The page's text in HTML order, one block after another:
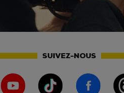
SUIVEZ-NOUS